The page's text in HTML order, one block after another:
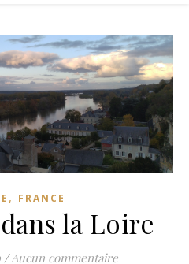
, FRANCE
la Loire
/ Aucun commentaire